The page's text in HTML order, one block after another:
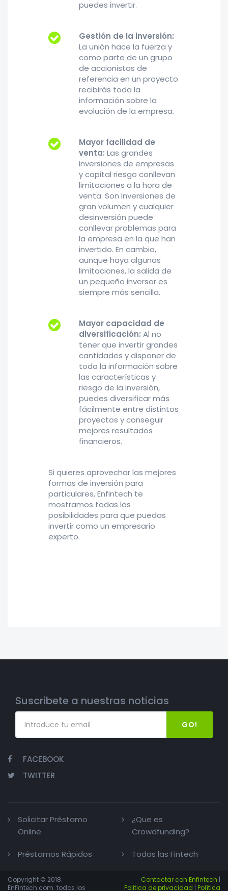
puedes invertir.
Gestión de la inversión:
La unión hace la fuerza y
como parte de un grupo
de accionistas de
referencia en un proyecto
recibirás toda la
información sobre la
evolución de la empresa.
Mayor facilidad de
venta: Las grandes
inversiones de empresas
y capital riesgo conllevan
limitaciones a la hora de
venta. Son inversiones de
gran volumen y cualquier
desinversión puede
conllevar problemas para
la empresa en la que han
invertido. En cambio,
aunque haya algunas
limitaciones, la salida de
un pequeño inversor es
siempre más sencilla.
Mayor capacidad de
diversificación: Al no
tener que invertir grandes
cantidades y disponer de
toda la información sobre
las características y
riesgo de la inversión,
puedes diversificar más
fácilmente entre distintos
proyectos y conseguir
mejores resultados
financieros.
Si quieres aprovechar las mejores
formas de inversión para
particulares, Enfintech te
mostramos todas las
posibilidades para que puedas
invertir como un empresario
experto.
Suscribete a nuestras noticias
GO!
FACEBOOK
TWITTER
Solicitar Préstamo
Online
¿Que es
Crowdfunding?
Préstamos Rápidos Todas las Fintech
Copyright © 2018.
EnFintech.com. todos los
Contactar con Enfintech |
Politica de privacidad | Política